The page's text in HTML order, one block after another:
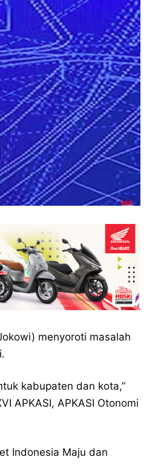
menyoroti masalah
kabupaten dan kota,”
APKASI, APKASI Otonomi
Indonesia Maju dan